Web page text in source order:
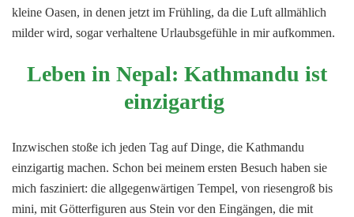
kleine Oasen, in denen jetzt im Frühling, da die Luft allmählich
milder wird, sogar verhaltene Urlaubsgefühle in mir aufkommen.
Leben in Nepal: Kathmandu ist
einzigartig
Inzwischen stoße ich jeden Tag auf Dinge, die Kathmandu
einzigartig machen. Schon bei meinem ersten Besuch haben sie
mich fasziniert: die allgegenwärtigen Tempel, von riesengroß bis
mini, mit Götterfiguren aus Stein vor den Eingängen, die mit